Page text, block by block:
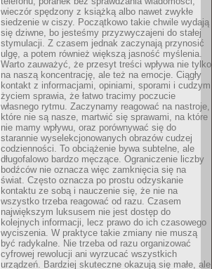
wieczór spędzony z książką albo nawet zwykłe
siedzenie w ciszy. Początkowo takie chwile wydają
się dziwne, bo jesteśmy przyzwyczajeni do stałej
stymulacji. Z czasem jednak zaczynają przynosić
ulgę, a potem również większą jasność myślenia.
Warto zauważyć, że przesyt treści wpływa nie tylko
na naszą koncentrację, ale też na emocje. Ciągły
kontakt z informacjami, opiniami, sporami i cudzym
życiem sprawia, że łatwo tracimy poczucie
własnego rytmu. Zaczynamy reagować na nastroje,
które nie są nasze, martwić się sprawami, na które
nie mamy wpływu, oraz porównywać się do
starannie wyselekcjonowanych obrazów cudzej
codzienności. To obciążenie bywa subtelne, ale
długofalowo bardzo męczące. Ograniczenie liczby
bodźców nie oznacza więc zamknięcia się na
świat. Często oznacza po prostu odzyskanie
kontaktu ze sobą i nauczenie się, że nie na
wszystko trzeba reagować od razu. Czasem
największym luksusem nie jest dostęp do
kolejnych informacji, lecz prawo do ich czasowego
wyciszenia. W praktyce takie zmiany nie muszą
być radykalne. Nie trzeba od razu organizować
cyfrowej rewolucji ani wyrzucać wszystkich
urządzeń. Bardziej skuteczne okazują się małe, ale